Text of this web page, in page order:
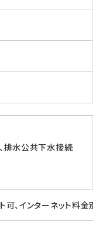
排水公共下水接続
可、インターネット料